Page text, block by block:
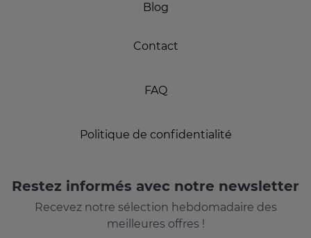
Blog
Contact
FAQ
Politique de confidentialité
Restez informés avec notre newsletter
Recevez notre sélection hebdomadaire des
meilleures offres !